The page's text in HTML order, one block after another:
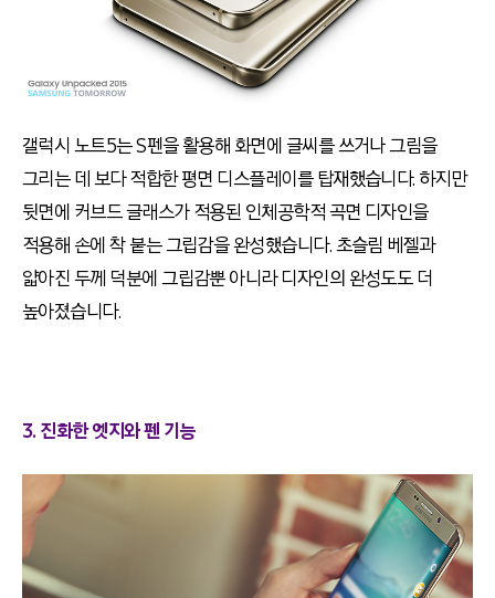
갤럭시 노트5는 S펜을 활용해 화면에 글씨를 쓰거나 그림을
그리는 데 보다 적합한 평면 디스플레이를 탑재했습니다. 하지만
뒷면에 커브드 글래스가 적용된 인체공학적 곡면 디자인을
적용해 손에 착 붙는 그립감을 완성했습니다. 초슬림 베젤과
얇아진 두께 덕분에 그립감뿐 아니라 디자인의 완성도도 더
높아졌습니다.
3. 진화한 엣지와 펜 기능